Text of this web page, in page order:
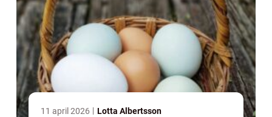
11 april 2026 Lotta Albertsson